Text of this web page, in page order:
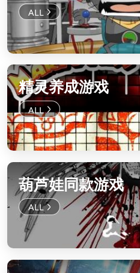
精灵养成游戏
葫芦娃同款游戏